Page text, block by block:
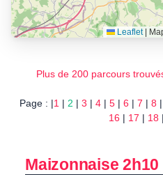
Leaflet
Plus de 200 parcours
Page : |1 | 2 | 3 | 4 | 5 | 6 | 7 | 8 |
16 | 17 | 18 |
Maizonnaise 2h10